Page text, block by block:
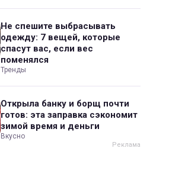
Не спешите выбрасывать
одежду: 7 вещей, которые
спасут вас, если вес
поменялся
Тренды
Открыла банку и борщ почти
готов: эта заправка сэкономит
зимой время и деньги
Вкусно